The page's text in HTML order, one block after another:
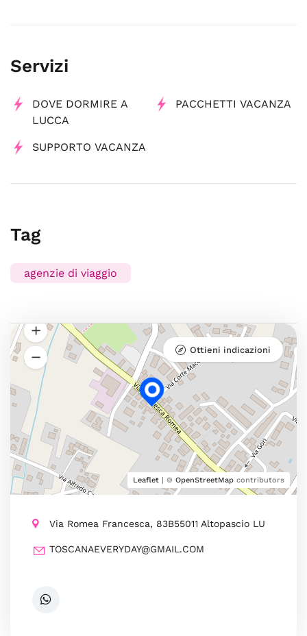
Servizi
DOVE DORMIRE A
LUCCA
PACCHETTI VACANZA
SUPPORTO VACANZA
Tag
agenzie di viaggio
Leaflet | © OpenStreetMap contributors
Ottieni indicazioni
Via Romea Francesca, 83B55011 Altopascio LU
TOSCANAEVERYDAY@GMAIL.COM